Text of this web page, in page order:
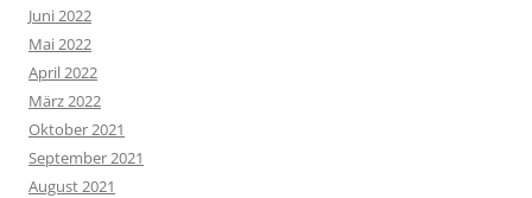
Juni 2022
Mai 2022
April 2022
März 2022
Oktober 2021
September 2021
August 2021